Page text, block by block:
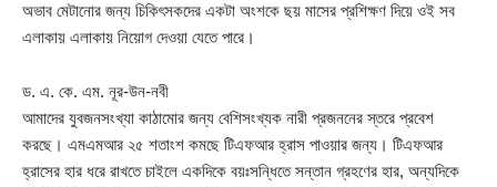
অভাব মেটানোর জন্য চিকিৎসকদের একটা অংশকে ছয় মাসের প্রশিক্ষণ দিয়ে ওই সব
এলাকায় এলাকায় নিয়োগ দেওয়া যেতে পারে।
ড. এ. কে. এম. নূর-উন-নবী
আমাদের যুবজনসংখ্যা কাঠামোর জন্য বেশিসংখ্যক নারী প্রজননের স্তরে প্রবেশ
করছে। এমএমআর ২৫ শতাংশ কমছে টিএফআর হ্রাস পাওয়ার জন্য। টিএফআর
হ্রাসের হার ধরে রাখতে চাইলে একদিকে বয়ঃসন্ধিতে সন্তান গ্রহণের হার, অন্যদিকে